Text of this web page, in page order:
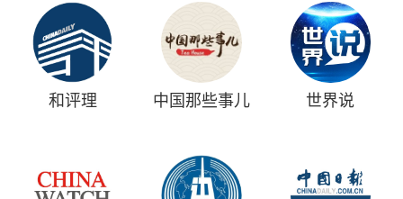
和评理 中国那些事儿 世界说